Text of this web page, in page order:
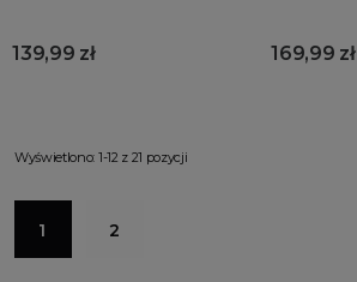
139,99 zł 169,99 zł
Wyświetlono: 1-12 z 21 pozycji
1 2